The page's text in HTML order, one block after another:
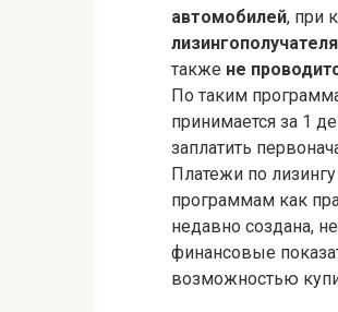
автомобилей, при
лизингополучателя
также не
По таким
принимается за 1
заплатить
Платежи по
программам как
недавно создана,
финансовые
возможностью